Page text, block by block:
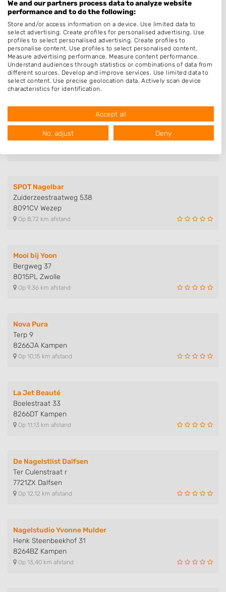
8042DB Zwolle
Op 2,08 km afstand
Nagelstudio van Galen
Rietgras 55
8043KJ Zwolle
Op 2,09 km afstand
Nagel- en Zonnestudio Ybeliene
Boutensstraat 21
8023CE Zwolle
SPOT Nagelbar
Zuiderzeestraatweg 538
8091CV Wezep
Op 8,72 km afstand
Mooi bij Yoon
Bergweg 37
8015PL Zwolle
Op 9,36 km afstand
Nova Pura
Terp 9
8266JA Kampen
Op 10,15 km afstand
La Jet Beauté
Boelestraat 33
8266DT Kampen
Op 11,13 km afstand
De Nagelstlist Dalfsen
Ter Culenstraat r
7721ZX Dalfsen
Op 12,12 km afstand
Nagelstudio Yvonne Mulder
Henk Steenbeekhof 31
8264BZ Kampen
Op 13,40 km afstand
We and our partners process data to analyze website
performance and to do the following:
Store and/or access information on a device. Use limited data to
select advertising. Create profiles for personalised advertising. Use
profiles to select personalised advertising. Create profiles to
personalise content. Use profiles to select personalised content.
Measure advertising performance. Measure content performance.
Understand audiences through statistics or combinations of data from
different sources. Develop and improve services. Use limited data to
select content. Use precise geolocation data. Actively scan device
characteristics for identification.
USA.
Your consent and the cookie policy applies solely to this website/app.
View Partner List (1016 IAB Vendors)
We use your data for the following purposes:
IAB processing purposes:
Use limited data to select advertising
Create profiles for personalised advertising
Create profiles to personalise content
Measure content performance
Understand audiences through statistics
or combinations of data from different
sources
Use limited data to select content
IAB Special Features:
actively requested
Non-IAB processing purposes:
Necessary
Functional
Advertising
Accept all
No, adjust Deny